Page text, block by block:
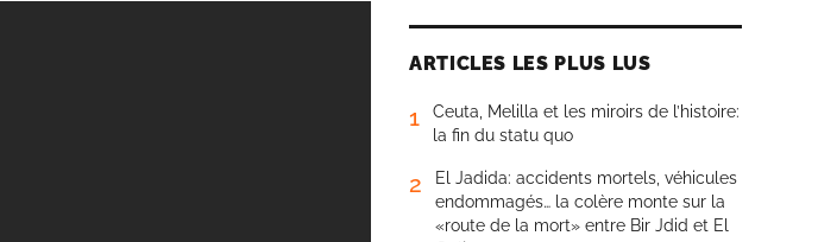
ARTICLES LES PLUS LUS
1
Ceuta, Melilla et les miroirs de l’histoire:
la fin du statu quo
2
El Jadida: accidents mortels, véhicules
endommagés… la colère monte sur la
«route de la mort» entre Bir Jdid et El